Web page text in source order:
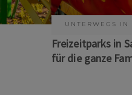
UNTERWEGS IN
Freizeitparks in
für die ganze
KUNST &
Sommer auf